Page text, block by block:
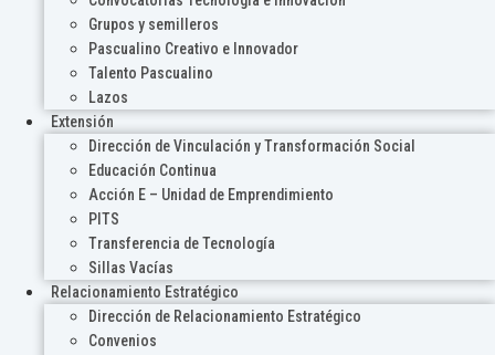
Grupos y semilleros
Pascualino Creativo e Innovador
Talento Pascualino
Lazos
Extensión
Dirección de Vinculación y Transformación Social
Educación Continua
Acción E – Unidad de Emprendimiento
PITS
Transferencia de Tecnología
Sillas Vacías
Relacionamiento Estratégico
Dirección de Relacionamiento Estratégico
Convenios